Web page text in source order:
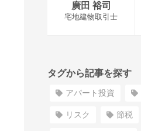
廣田 裕司
宅地建物取引士
タグから記事を探す
アパート投資
リスク 節税